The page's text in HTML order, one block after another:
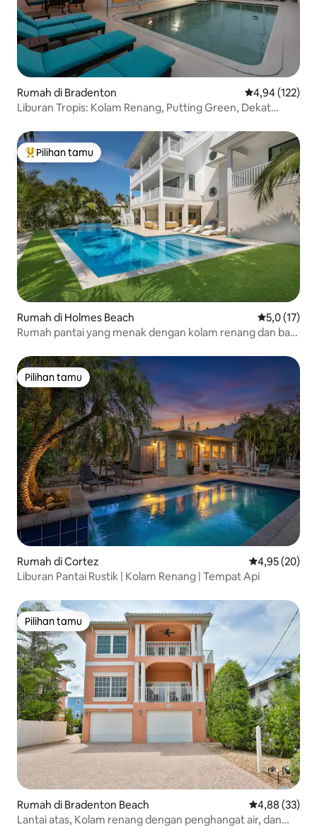
Rumah di Bradenton Nilai rata-rata
4,94 (122)
Liburan Tropis: Kolam Renang, Putting Green, Dekat
Pilihan tamu terpopuler
Pilihan tamu
Rumah di Holmes Beach Nilai rata-
5,0 (17)
Rumah pantai yang menak dengan kolam renang dan bak
Pilihan tamu
Pilihan tamu
Rumah di Cortez Nilai rata-rata
4,95 (20)
Liburan Pantai Rustik | Kolam Renang | Tempat Api
Pilihan tamu
Pilihan tamu
Rumah di Bradenton Beach Nilai rata-rata
4,88 (33)
Lantai atas, Kolam renang dengan penghangat air, dan